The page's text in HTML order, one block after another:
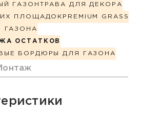
ГАЗОН ТРАВА ДЛЯ ДЕКОРА
ПЛОЩАДОК PREMIUM GRASS
ГАЗОНА
ОСТАТКОВ
БОРДЮРЫ ДЛЯ ГАЗОНА
о товаре